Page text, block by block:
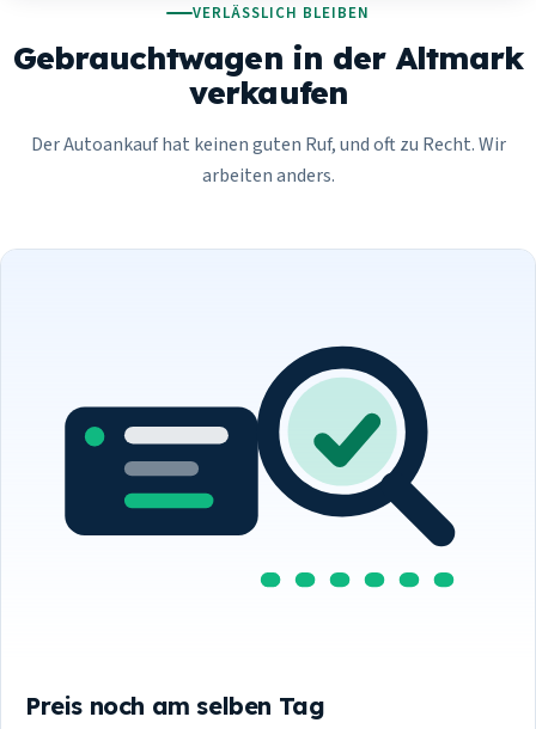
VERLÄSSLICH BLEIBEN
Gebrauchtwagen in der Altmark
verkaufen
Der Autoankauf hat keinen guten Ruf, und oft zu Recht. Wir
arbeiten anders.
Preis noch am selben Tag